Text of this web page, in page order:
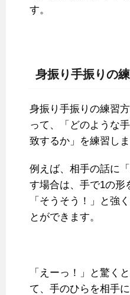
す。
身振り手振りの
身振り手振りの練習
って、「どのような
致するか」を練習しま
例えば、相手の話に
す場合は、手で1の形
「そうそう！」と強
とができます。
「えーっ！」と驚く
て、手のひらを相手